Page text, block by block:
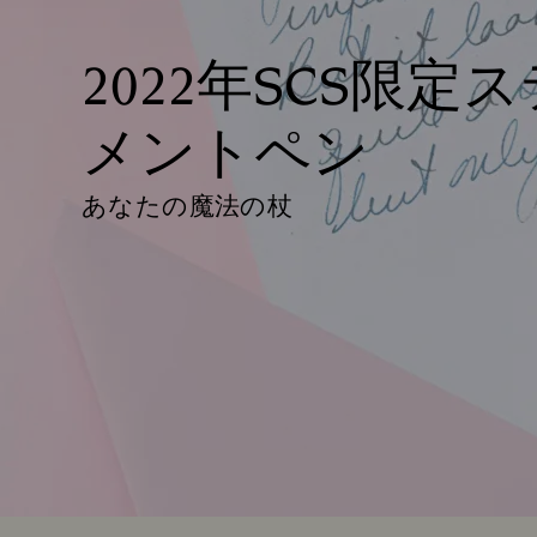
2022年SCS限定
メントペン
あなたの魔法の杖